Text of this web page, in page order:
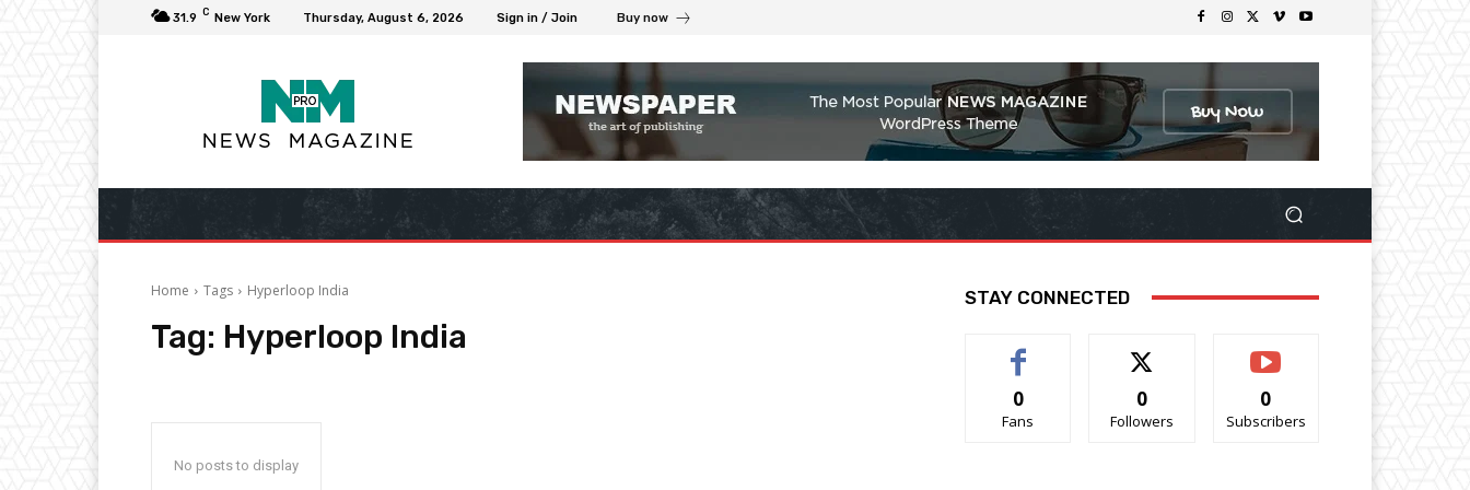
31.9 C New York Thursday, August 6, 2026 Sign in / Join Buy now
Home Tags Hyperloop India
Tag: Hyperloop India
No posts to display
STAY CONNECTED
0
Fans
0
Followers
0
Subscribers